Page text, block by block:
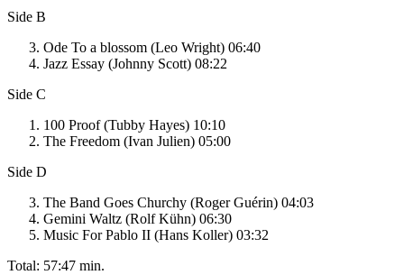
Side B
Ode To a blossom (Leo Wright) 06:40
Jazz Essay (Johnny Scott) 08:22
Side C
100 Proof (Tubby Hayes) 10:10
The Freedom (Ivan Julien) 05:00
Side D
The Band Goes Churchy (Roger Guérin) 04:03
Gemini Waltz (Rolf Kühn) 06:30
Music For Pablo II (Hans Koller) 03:32
Total: 57:47 min.